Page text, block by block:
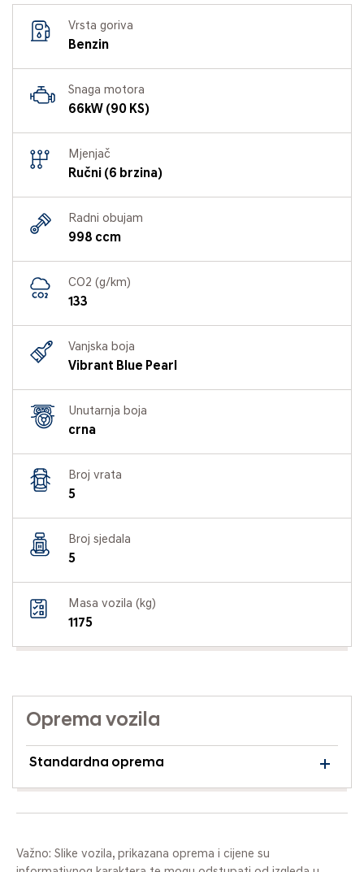
Vrsta goriva
Benzin
Snaga motora
66kW (90 KS)
Mjenjač
Ručni (6 brzina)
Radni obujam
998 ccm
CO2 (g/km)
133
Vanjska boja
Vibrant Blue Pearl
Unutarnja boja
crna
Broj vrata
5
Broj sjedala
5
Masa vozila (kg)
1175
Oprema vozila
Standardna oprema
Važno: Slike vozila, prikazana oprema i cijene su